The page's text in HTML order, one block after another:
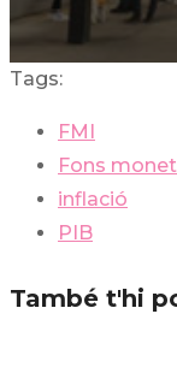
Tags:
FMI
Fons
inflació
PIB
També t'hi